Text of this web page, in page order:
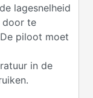
lagesnelheid
door te
piloot moet
in de